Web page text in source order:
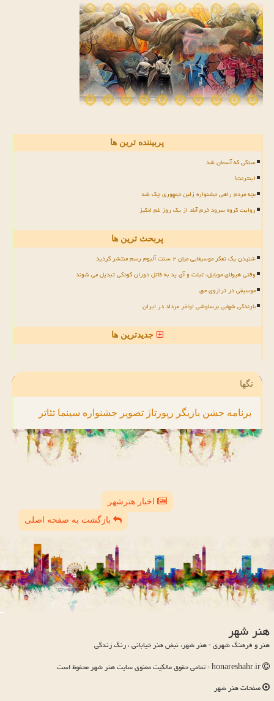
پربیننده ترین ها
سنگی که آسمان شد
اینترنت!
بچه مردم راهی جشنواره زلین جمهوری چک شد
روایت گروه سرود خرم آباد از یک روز غم انگیز
پربحث ترین ها
شنیدن یک تفکر موسیقایی میان ۲ سنت آلبوم رسم منتشر گردید
وقتی هیولای موبایل، تبلت و آی پد به قاتل دوران کودکی تبدیل می شوند
موسیقی در ترازوی حق
بارندگی شهابی برساوشی اواخر مرداد در ایران
جدیدترین ها
تگها
برنامه جشن بازیگر رپورتاژ تصویر جشنواره سینما تئاتر
اخبار هنرشهر
بازگشت به صفحه اصلی
هنر شهر
هنر و فرهنگ شهری - هنر شهر، نبض هنر خیابانی ، رنگ زندگی
صفحات هنر شهر